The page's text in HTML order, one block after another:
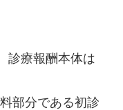
診療報酬本体は
部分である初診